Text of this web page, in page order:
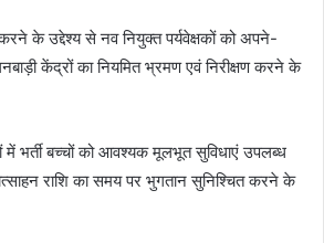
के उद्देश्य से नव नियुक्त पर्यवेक्षकों को अपने-
केंद्रों का नियमित भ्रमण एवं निरीक्षण करने के
में भर्ती बच्चों को आवश्यक मूलभूत सुविधाएं उपलब्ध
राशि का समय पर भुगतान सुनिश्चित करने के